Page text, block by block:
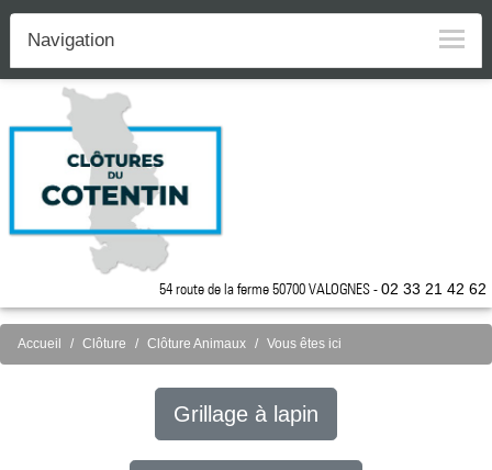
54 route de la ferme 50700 VALOGNES -02 33 21 42 62
Navigation
Accueil Clôture Clôture Animaux Vous êtes ici
Grillage à lapin